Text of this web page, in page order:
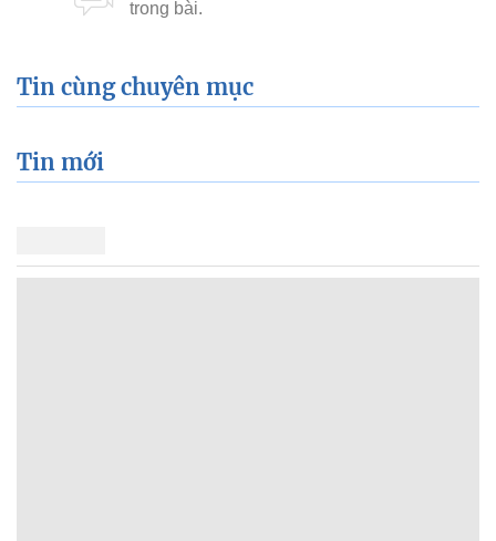
Tin cùng chuyên mục
Tin mới